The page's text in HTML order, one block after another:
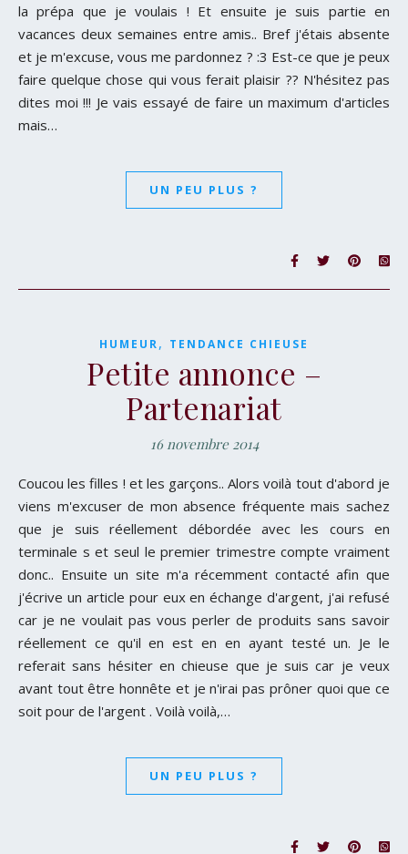
la prépa que je voulais ! Et ensuite je suis partie en
vacances deux semaines entre amis.. Bref j'étais absente
et je m'excuse, vous me pardonnez ? :3 Est-ce que je peux
faire quelque chose qui vous ferait plaisir ?? N'hésitez pas
dites moi !!! Je vais essayé de faire un maximum d'articles
mais…
UN PEU PLUS ?
HUMEUR, TENDANCE CHIEUSE
Petite annonce –
Partenariat
16 novembre 2014
Coucou les filles ! et les garçons.. Alors voilà tout d'abord je
viens m'excuser de mon absence fréquente mais sachez
que je suis réellement débordée avec les cours en
terminale s et seul le premier trimestre compte vraiment
donc.. Ensuite un site m'a récemment contacté afin que
j'écrive un article pour eux en échange d'argent, j'ai refusé
car je ne voulait pas vous perler de produits sans savoir
réellement ce qu'il en est en en ayant testé un. Je le
referait sans hésiter en chieuse que je suis car je veux
avant tout être honnête et je n'irai pas prôner quoi que ce
soit pour de l'argent . Voilà voilà,…
UN PEU PLUS ?